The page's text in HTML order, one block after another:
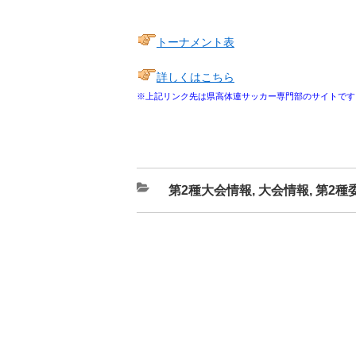
トーナメント表
詳しくはこちら
※上記リンク先は県高体連サッカー専門部のサイトです
カ
テ
第2種大会情報, 大会情報, 第2種